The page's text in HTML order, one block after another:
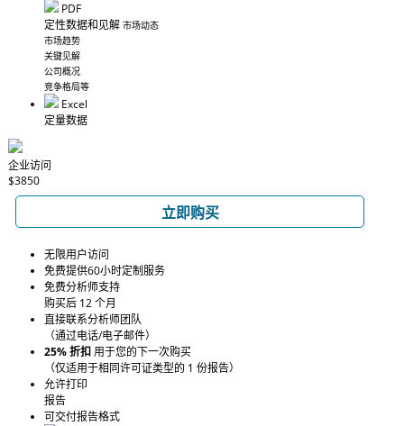
PDF
定性数据和见解 市场动态
市场趋势
关键见解
公司概况
竞争格局等
Excel
定量数据
企业访问
$3850
立即购买
无限用户访问
免费提供60小时定制服务
免费分析师支持
购买后 12 个月
直接联系分析师团队
（通过电话/电子邮件）
25% 折扣用于您的下一次购买
（仅适用于相同许可证类型的 1 份报告）
允许打印
报告
可交付报告格式